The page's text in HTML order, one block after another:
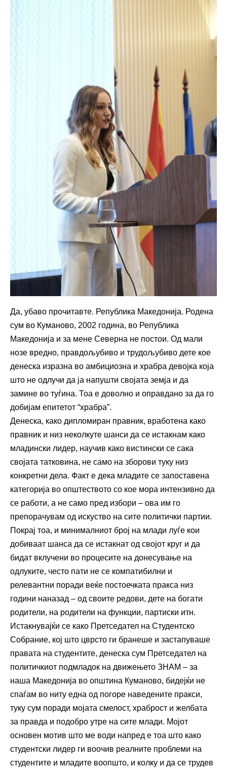
Да, убаво прочитавте. Република Македонија. Родена
сум во Куманово, 2002 година, во Република
Македонија и за мене Северна не постои. Од мали
нозе вредно, правдољубиво и трудољубиво дете кое
денеска изразна во амбициозна и храбра девојка која
што не одлучи да ја напушти својата земја и да
замине во туѓина. Тоа е доволно и оправдано за да го
добијам епитетот “храбра”.
Денеска, како дипломиран правник, вработена како
правник и низ неколкуте шанси да се истакнам како
младински лидер, научив како вистински се сака
својата татковина, не само на зборови туку низ
конкретни дела. Факт е дека младите се запоставена
категорија во општеството со кое мора интензивно да
се работи, а не само пред избори – ова им го
препорачувам од искуство на сите политички партии.
Покрај тоа, и минималниот број на млади луѓе кои
добиваат шанса да се истакнат од својот круг и да
бидат вклучени во процесите на донесување на
одлуките, често пати не се компатибилни и
релевантни поради веќе постоечката пракса низ
години наназад – од своите редови, дете на богати
родители, на родители на функции, партиски итн.
Истакнувајќи се како Претседател на Студентско
Собрание, кој што цврсто ги бранеше и застапуваше
правата на студентите, денеска сум Претседател на
политичкиот подмладок на движењето ЗНАМ – за
наша Македонија во општина Куманово, бидејќи не
спаѓам во ниту една од погоре наведените пракси,
туку сум поради мојата смелост, храброст и желбата
за правда и подобро утре на сите млади. Мојот
основен мотив што ме води напред е тоа што како
студентски лидер ги воочив реалните проблеми на
студентите и младите воопшто, и колку и да се трудев